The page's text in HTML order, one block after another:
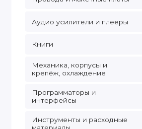
Аудио усилители и плееры
Книги
Механика, корпусы и
крепёж, охлаждение
Программаторы и
интерфейсы
Инструменты и расходные